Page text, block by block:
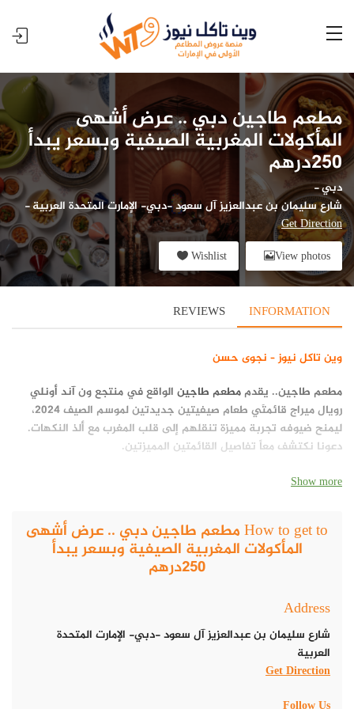
مطعم طاجين دبي .. عرض أشهى
المأكولات المغربية الصيفية وبسعر يبدأ
250درهم
دبي-
شارع سليمان بن عبدالعزيز آل سعود -دبي- الإمارت المتحدة العربية-
Get Direction
View photos
Wishlist
INFORMATION
REVIEWS
وين تاكل نيوز – نجوى حسن
مطعم طاجين.. يقدم مطعم طاجين الواقع في منتجع ون آند أونلي
رويال ميراج قائمتَي طعام صيفيتين جديدتين لموسم الصيف 2024،
ليمنح ضيوفه تجربة مميزة تنقلهم إلى قلب المغرب مع ألذ النكهات.
دعونا نكتشف معاً تفاصيل القائمتين المميزتين.
Show more
How to get to مطعم طاجين دبي .. عرض أشهى
المأكولات المغربية الصيفية وبسعر يبدأ
250درهم
Address
شارع سليمان بن عبدالعزيز آل سعود -دبي- الإمارت المتحدة
العربية
Get Direction